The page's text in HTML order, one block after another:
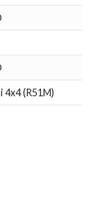
4x4 (R51M)